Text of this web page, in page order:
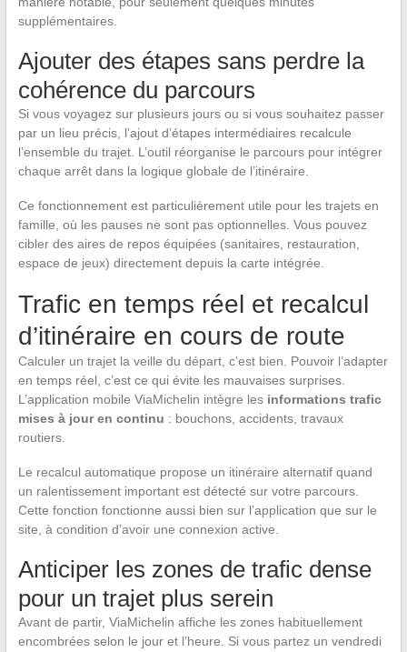
supplémentaires.
Ajouter des étapes sans perdre la
cohérence du parcours
Si vous voyagez sur plusieurs jours ou si vous souhaitez passer
par un lieu précis, l’ajout d’étapes intermédiaires recalcule
l’ensemble du trajet. L’outil réorganise le parcours pour intégrer
chaque arrêt dans la logique globale de l’itinéraire.
Ce fonctionnement est particulièrement utile pour les trajets en
famille, où les pauses ne sont pas optionnelles. Vous pouvez
cibler des aires de repos équipées (sanitaires, restauration,
espace de jeux) directement depuis la carte intégrée.
Trafic en temps réel et recalcul
d’itinéraire en cours de route
Calculer un trajet la veille du départ, c’est bien. Pouvoir l’adapter
en temps réel, c’est ce qui évite les mauvaises surprises.
L’application mobile ViaMichelin intègre les informations trafic
mises à jour en continu : bouchons, accidents, travaux
routiers.
Le recalcul automatique propose un itinéraire alternatif quand
un ralentissement important est détecté sur votre parcours.
Cette fonction fonctionne aussi bien sur l’application que sur le
site, à condition d’avoir une connexion active.
Anticiper les zones de trafic dense
pour un trajet plus serein
Avant de partir, ViaMichelin affiche les zones habituellement
encombrées selon le jour et l’heure. Si vous partez un vendredi